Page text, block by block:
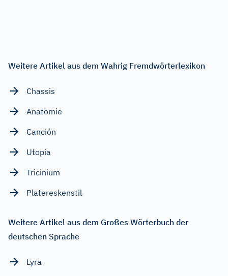
Weitere Artikel aus dem Wahrig Fremdwörterlexikon
Chassis
Anatomie
Canción
Utopia
Tricinium
Platereskenstil
Weitere Artikel aus dem Großes Wörterbuch der
deutschen Sprache
Lyra